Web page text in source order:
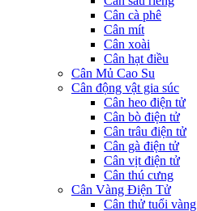
Cân cà phê
Cân mít
Cân xoài
Cân hạt điều
Cân Mủ Cao Su
Cân động vật gia súc
Cân heo điện tử
Cân bò điện tử
Cân trâu điện tử
Cân gà điện tử
Cân vịt điện tử
Cân thú cưng
Cân Vàng Điện Tử
Cân thử tuổi vàng